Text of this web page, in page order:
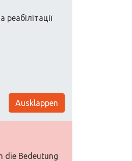
Ausklappen
die Bedeutung